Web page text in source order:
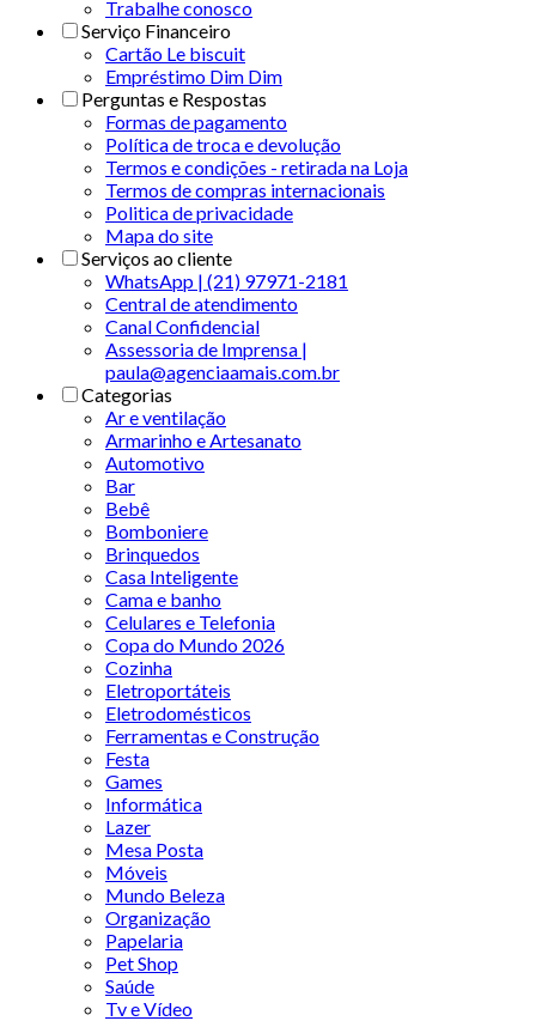
Trabalhe conosco
Serviço Financeiro
Cartão Le biscuit
Empréstimo Dim Dim
Perguntas e Respostas
Formas de pagamento
Política de troca e devolução
Termos e condições - retirada na Loja
Termos de compras internacionais
Politica de privacidade
Mapa do site
Serviços ao cliente
WhatsApp | (21) 97971-2181
Central de atendimento
Canal Confidencial
Assessoria de Imprensa |
paula@agenciaamais.com.br
Categorias
Ar e ventilação
Armarinho e Artesanato
Automotivo
Bar
Bebê
Bomboniere
Brinquedos
Casa Inteligente
Cama e banho
Celulares e Telefonia
Copa do Mundo 2026
Cozinha
Eletroportáteis
Eletrodomésticos
Ferramentas e Construção
Festa
Games
Informática
Lazer
Mesa Posta
Móveis
Mundo Beleza
Organização
Papelaria
Pet Shop
Saúde
Tv e Vídeo